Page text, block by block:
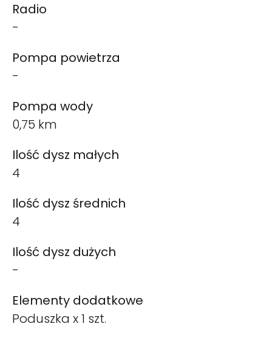
Radio
-
Pompa powietrza
-
Pompa wody
0,75 km
Ilość dysz małych
4
Ilość dysz średnich
4
Ilość dysz dużych
-
Elementy dodatkowe
Poduszka x 1 szt.